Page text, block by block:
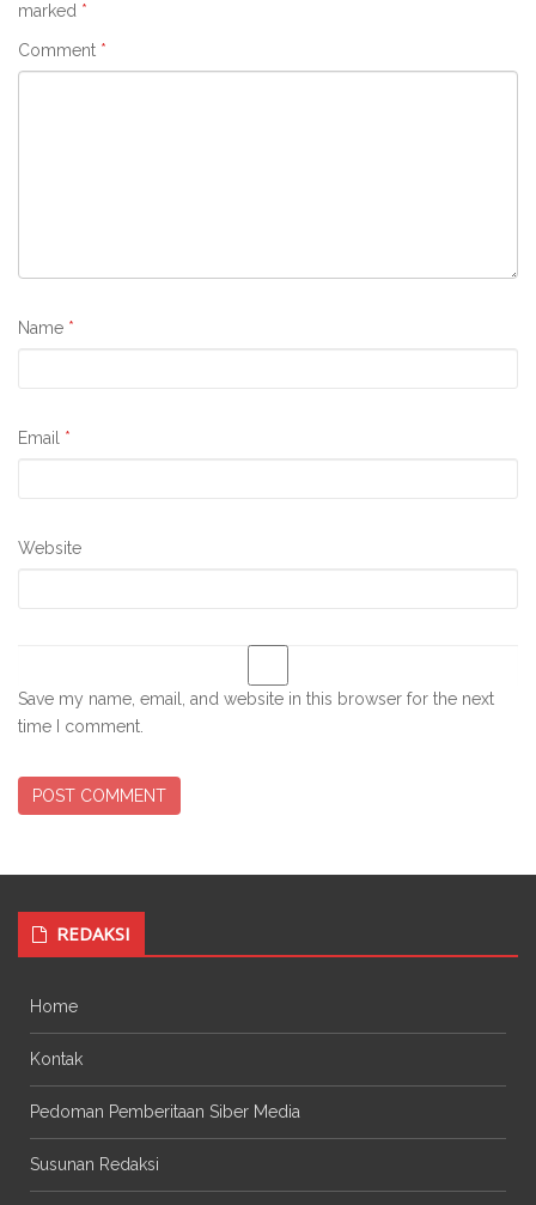
marked *
Comment *
Name *
Email *
Website
Save my name, email, and website in this browser for the next
time I comment.
REDAKSI
Home
Kontak
Pedoman Pemberitaan Siber Media
Susunan Redaksi